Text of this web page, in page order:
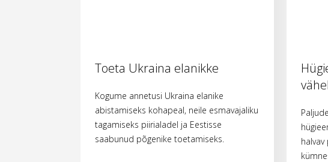
Toeta Ukraina elanikke
Kogume annetusi Ukraina elanike
abistamiseks kohapeal, neile esmavajaliku
tagamiseks piirialadel ja Eestisse
saabunud põgenike toetamiseks.